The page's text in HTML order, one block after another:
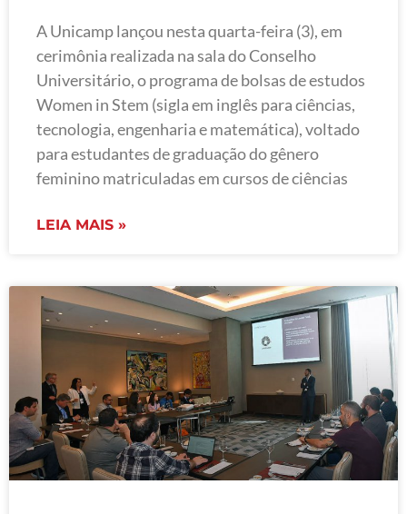
A Unicamp lançou nesta quarta-feira (3), em
cerimônia realizada na sala do Conselho
Universitário, o programa de bolsas de estudos
Women in Stem (sigla em inglês para ciências,
tecnologia, engenharia e matemática), voltado
para estudantes de graduação do gênero
feminino matriculadas em cursos de ciências
LEIA MAIS »